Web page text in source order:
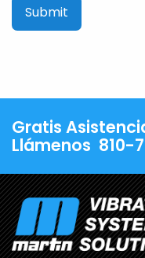
Gratis
Llámenos 810-